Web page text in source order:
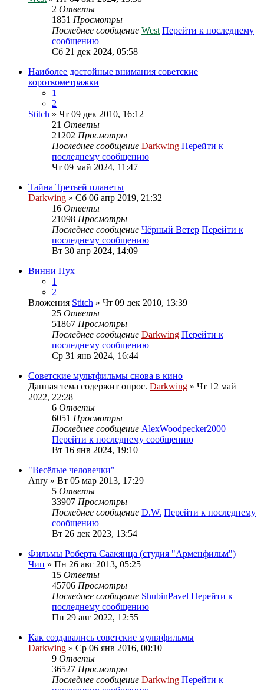
2 Ответы
1851 Просмотры
Последнее сообщение West Перейти к последнему
сообщению
Сб 21 дек 2024, 05:58
Наиболее достойные внимания советские
короткометражки
1
2
Stitch » Чт 09 дек 2010, 16:12
21 Ответы
21202 Просмотры
Последнее сообщение Darkwing Перейти к
последнему сообщению
Чт 09 май 2024, 11:47
Тайна Третьей планеты
Darkwing » Сб 06 апр 2019, 21:32
16 Ответы
21098 Просмотры
Последнее сообщение Чёрный Ветер Перейти к
последнему сообщению
Вт 30 апр 2024, 14:09
Винни Пух
1
2
Вложения Stitch » Чт 09 дек 2010, 13:39
25 Ответы
51867 Просмотры
Последнее сообщение Darkwing Перейти к
последнему сообщению
Ср 31 янв 2024, 16:44
Советские мультфильмы снова в кино
Данная тема содержит опрос. Darkwing » Чт 12 май
2022, 22:28
6 Ответы
6051 Просмотры
Последнее сообщение AlexWoodpecker2000
Перейти к последнему сообщению
Вт 16 янв 2024, 19:10
"Весёлые человечки"
Anry » Вт 05 мар 2013, 17:29
5 Ответы
33907 Просмотры
Последнее сообщение D.W. Перейти к последнему
сообщению
Вт 26 дек 2023, 13:54
Фильмы Роберта Саакянца (студия "Арменфильм")
Чип » Пн 26 авг 2013, 05:25
15 Ответы
45706 Просмотры
Последнее сообщение ShubinPavel Перейти к
последнему сообщению
Пн 29 авг 2022, 12:55
Как создавались советские мультфильмы
Darkwing » Ср 06 янв 2016, 00:10
9 Ответы
36527 Просмотры
Последнее сообщение Darkwing Перейти к